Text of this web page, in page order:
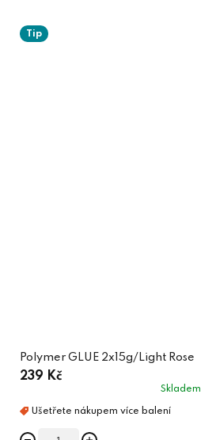
Tip
Polymer GLUE 2x15g/Light Rose
239 Kč
Skladem